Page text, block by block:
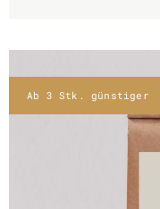
Ab 3 Stk. günstiger